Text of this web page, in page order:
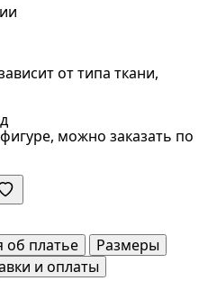
от типа ткани,
можно заказать по
платье
Размеры
и оплаты